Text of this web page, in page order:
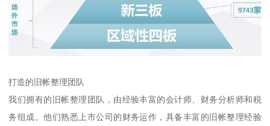
打造的旧帐整理团队
我们拥有的旧帐整理团队，由经验丰富的会计师、财务分析师和税
务组成。他们熟悉上市公司的财务运作，具备丰富的旧帐整理经验